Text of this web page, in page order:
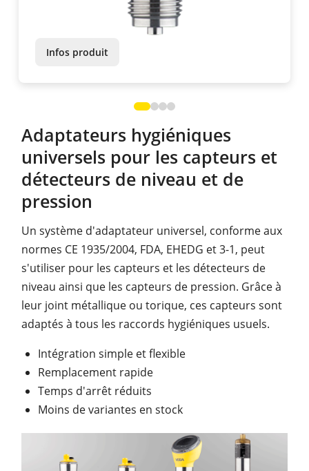
Infos produit
Adaptateurs hygiéniques
universels pour les capteurs et
détecteurs de niveau et de
pression
Un système d'adaptateur universel, conforme aux
normes CE 1935/2004, FDA, EHEDG et 3-1, peut
s'utiliser pour les capteurs et les détecteurs de
niveau ainsi que les capteurs de pression. Grâce à
leur joint métallique ou torique, ces capteurs sont
adaptés à tous les raccords hygiéniques usuels.
Intégration simple et flexible
Remplacement rapide
Temps d'arrêt réduits
Moins de variantes en stock